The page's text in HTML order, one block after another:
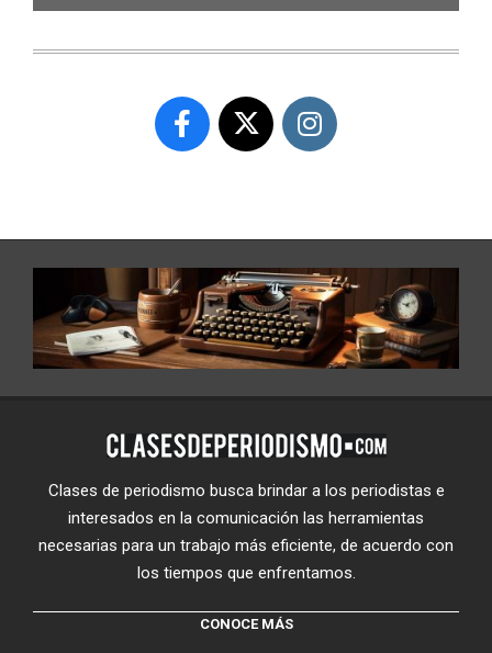
Clases de periodismo busca brindar a los periodistas e
interesados en la comunicación las herramientas
necesarias para un trabajo más eficiente, de acuerdo con
los tiempos que enfrentamos.
CONOCE MÁS